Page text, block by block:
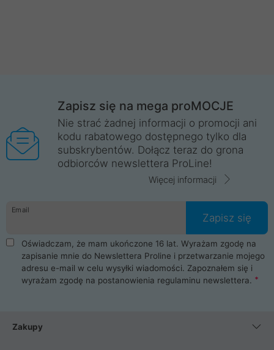
Zapisz się na mega proMOCJE
Nie strać żadnej informacji o promocji ani
kodu rabatowego dostępnego tylko dla
subskrybentów. Dołącz teraz do grona
odbiorców newslettera ProLine!
Więcej informacji
Email
Zapisz się
Oświadczam, że mam ukończone 16 lat. Wyrażam zgodę na
zapisanie mnie do Newslettera Proline i przetwarzanie mojego
adresu e-mail w celu wysyłki wiadomości. Zapoznałem się i
wyrażam zgodę na postanowienia regulaminu newslettera.
Zakupy